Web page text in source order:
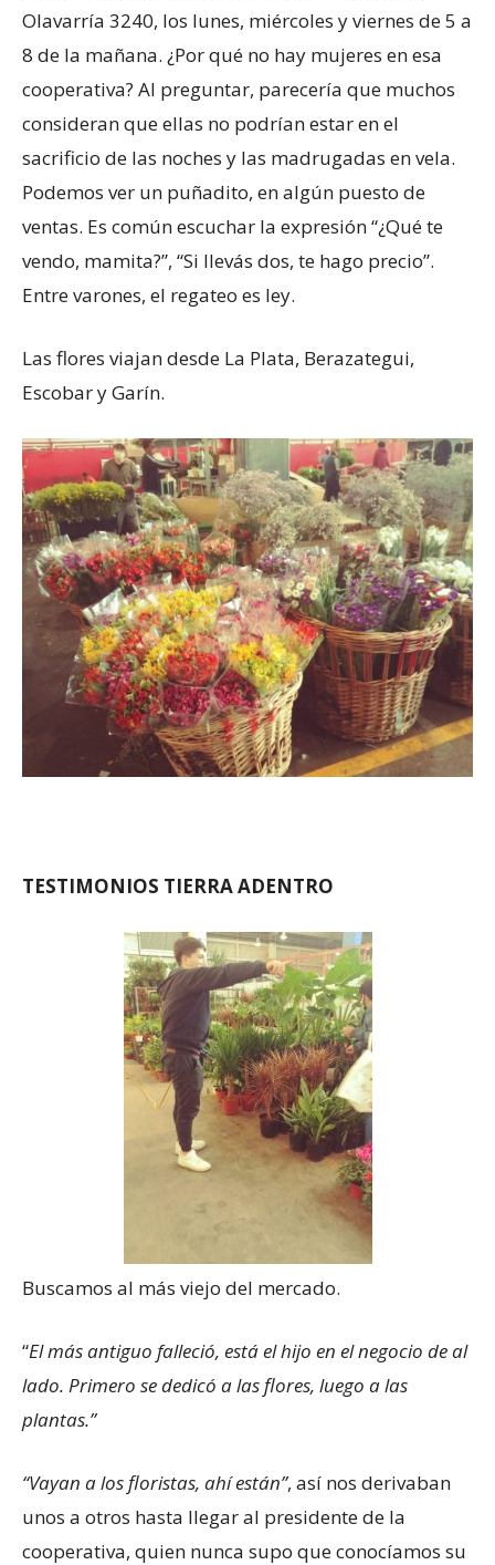
Olavarría 3240, los lunes, miércoles y viernes de 5 a
8 de la mañana. ¿Por qué no hay mujeres en esa
cooperativa? Al preguntar, parecería que muchos
consideran que ellas no podrían estar en el
sacrificio de las noches y las madrugadas en vela.
Podemos ver un puñadito, en algún puesto de
ventas. Es común escuchar la expresión “¿Qué te
vendo, mamita?”, “Si llevás dos, te hago precio”.
Entre varones, el regateo es ley.
Las flores viajan desde La Plata, Berazategui,
Escobar y Garín.
TESTIMONIOS TIERRA ADENTRO
Buscamos al más viejo del mercado.
“El más antiguo falleció, está el hijo en el negocio de al
lado. Primero se dedicó a las flores, luego a las
plantas.”
“Vayan a los floristas, ahí están”, así nos derivaban
unos a otros hasta llegar al presidente de la
cooperativa, quien nunca supo que conocíamos su